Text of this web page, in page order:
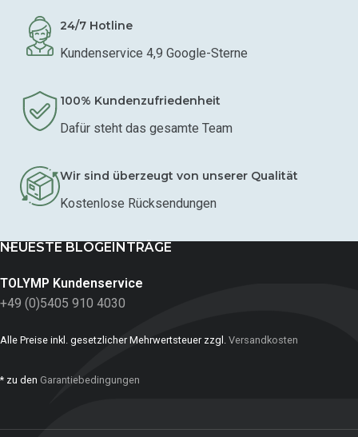
24/7 Hotline
Kundenservice 4,9 Google-Sterne
100% Kundenzufriedenheit
Dafür steht das gesamte Team
Wir sind überzeugt von unserer Qualität
Kostenlose Rücksendungen
NEUESTE BLOGEINTRÄGE
TOLYMP Kundenservice
+49 (0)5405 910 4030
Alle Preise inkl. gesetzlicher Mehrwertsteuer zzgl. Versandkosten
* zu den Garantiebedingungen